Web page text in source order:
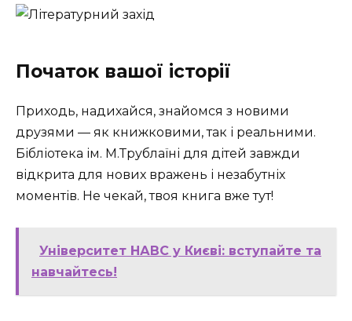
Початок вашої історії
Приходь, надихайся, знайомся з новими
друзями — як книжковими, так і реальними.
Бібліотека ім. М.Трублаїні для дітей завжди
відкрита для нових вражень і незабутніх
моментів. Не чекай, твоя книга вже тут!
Університет НАВС у Києві: вступайте та
навчайтесь!